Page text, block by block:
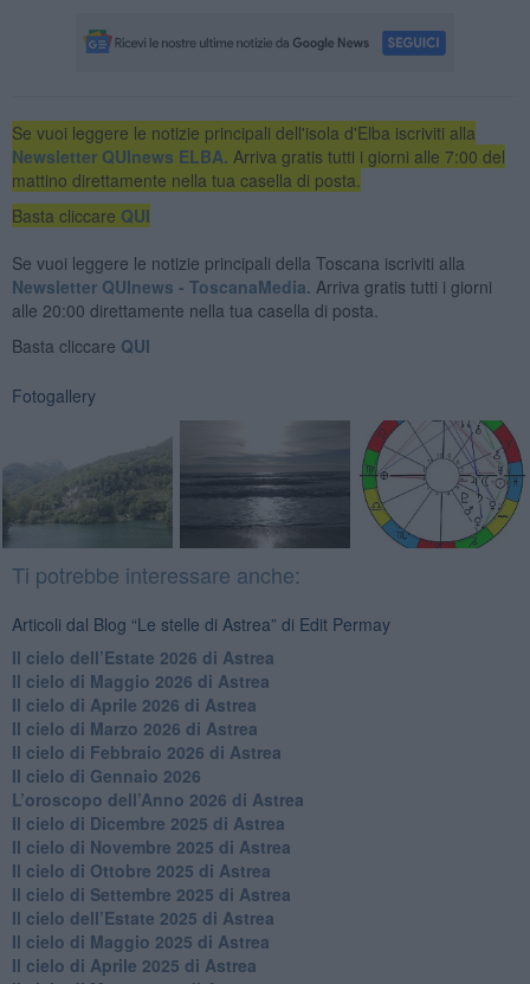
Se vuoi leggere le notizie principali dell'isola d'Elba iscriviti alla
Newsletter QUInews ELBA. Arriva gratis tutti i giorni alle 7:00 del
mattino direttamente nella tua casella di posta.
Basta cliccare QUI
Se vuoi leggere le notizie principali della Toscana iscriviti alla
Newsletter QUInews - ToscanaMedia. Arriva gratis tutti i giorni
alle 20:00 direttamente nella tua casella di posta.
Basta cliccare QUI
Fotogallery
Ti potrebbe interessare anche:
Articoli dal Blog “Le stelle di Astrea” di Edit Permay
​Il cielo dell’Estate 2026 di Astrea
​Il cielo di Maggio 2026 di Astrea
​Il cielo di Aprile 2026 di Astrea
​Il cielo di Marzo 2026 di Astrea
​Il cielo di Febbraio 2026 di Astrea
Il cielo di Gennaio 2026
​L’oroscopo dell’Anno 2026 di Astrea
​Il cielo di Dicembre 2025 di Astrea
​Il cielo di Novembre 2025 di Astrea
​Il cielo di Ottobre 2025 di Astrea
Il cielo di Settembre 2025 di Astrea
Il cielo dell’Estate 2025 di Astrea
​Il cielo di Maggio 2025 di Astrea
​Il cielo di Aprile 2025 di Astrea